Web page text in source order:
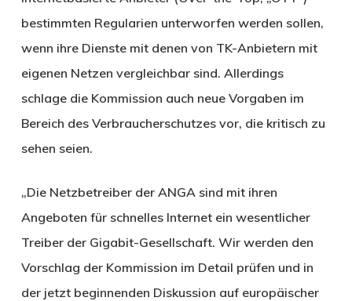
bestimmten Regularien unterworfen werden sollen,
wenn ihre Dienste mit denen von TK-Anbietern mit
eigenen Netzen vergleichbar sind. Allerdings
schlage die Kommission auch neue Vorgaben im
Bereich des Verbraucherschutzes vor, die kritisch zu
sehen seien.
„Die Netzbetreiber der ANGA sind mit ihren
Angeboten für schnelles Internet ein wesentlicher
Treiber der Gigabit-Gesellschaft. Wir werden den
Vorschlag der Kommission im Detail prüfen und in
der jetzt beginnenden Diskussion auf europäischer